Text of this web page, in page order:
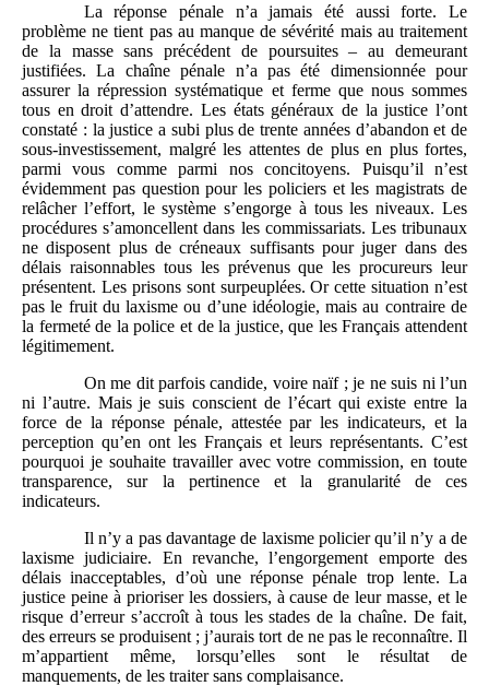
La réponse pénale n’a jamais été aussi forte. Le
problème ne tient pas au manque de sévérité mais au traitement
de la masse sans précédent de poursuites – au demeurant
justifiées. La chaîne pénale n’a pas été dimensionnée pour
assurer la répression systématique et ferme que nous sommes
tous en droit d’attendre. Les états généraux de la justice l’ont
constaté : la justice a subi plus de trente années d’abandon et de
sous-investissement, malgré les attentes de plus en plus fortes,
parmi vous comme parmi nos concitoyens. Puisqu’il n’est
évidemment pas question pour les policiers et les magistrats de
relâcher l’effort, le système s’engorge à tous les niveaux. Les
procédures s’amoncellent dans les commissariats. Les tribunaux
ne disposent plus de créneaux suffisants pour juger dans des
délais raisonnables tous les prévenus que les procureurs leur
présentent. Les prisons sont surpeuplées. Or cette situation n’est
pas le fruit du laxisme ou d’une idéologie, mais au contraire de
la fermeté de la police et de la justice, que les Français attendent
légitimement.
On me dit parfois candide, voire naïf ; je ne suis ni l’un
ni l’autre. Mais je suis conscient de l’écart qui existe entre la
force de la réponse pénale, attestée par les indicateurs, et la
perception qu’en ont les Français et leurs représentants. C’est
pourquoi je souhaite travailler avec votre commission, en toute
transparence, sur la pertinence et la granularité de ces
indicateurs.
Il n’y a pas davantage de laxisme policier qu’il n’y a de
laxisme judiciaire. En revanche, l’engorgement emporte des
délais inacceptables, d’où une réponse pénale trop lente. La
justice peine à prioriser les dossiers, à cause de leur masse, et le
risque d’erreur s’accroît à tous les stades de la chaîne. De fait,
des erreurs se produisent ; j’aurais tort de ne pas le reconnaître. Il
m’appartient même, lorsqu’elles sont le résultat de
manquements, de les traiter sans complaisance.